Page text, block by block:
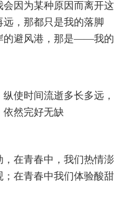
因为某种原因而离开这
，那都只是我的落脚
的避风港，那是——我的
使时间流逝多长多远，
依然完好无缺
在青春中，我们热情澎
在青春中我们体验酸甜